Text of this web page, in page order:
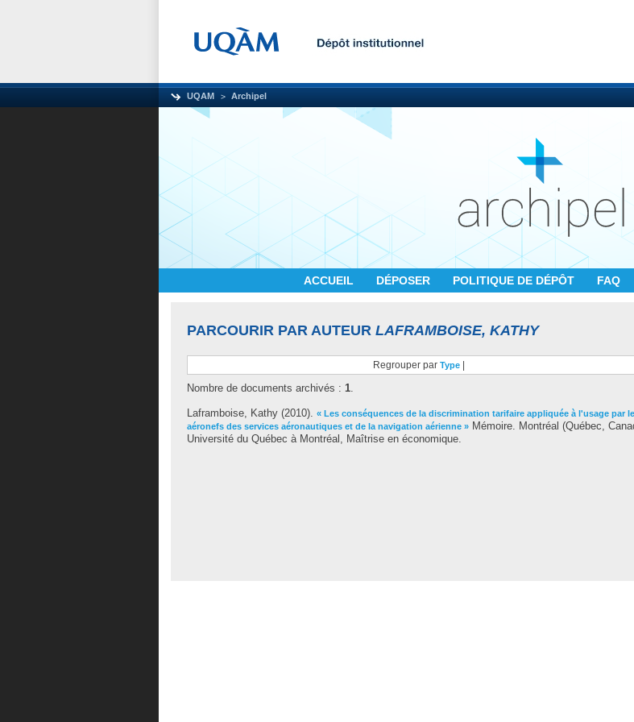
UQAM Archipel
ACCUEIL DÉPOSER POLITIQUE DE DÉPÔT FAQ
PARCOURIR PAR AUTEUR LAFRAMBOISE, KATHY
Regrouper par Type
Nombre de documents archivés : 1.
Laframboise, Kathy (2010). « Les conséquences de la discrimination tarifaire appliquée à l'usage par
aéronefs des services aéronautiques et de la navigation aérienne » Mémoire. Montréal (Québec,
Université du Québec à Montréal, Maîtrise en économique.